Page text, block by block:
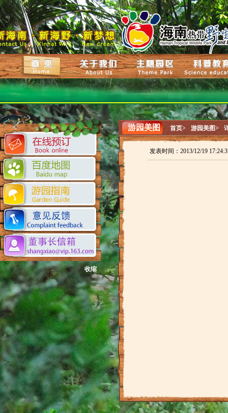
收缩
游园美图 首页> 游园美图>
发表时间：2013/12/19